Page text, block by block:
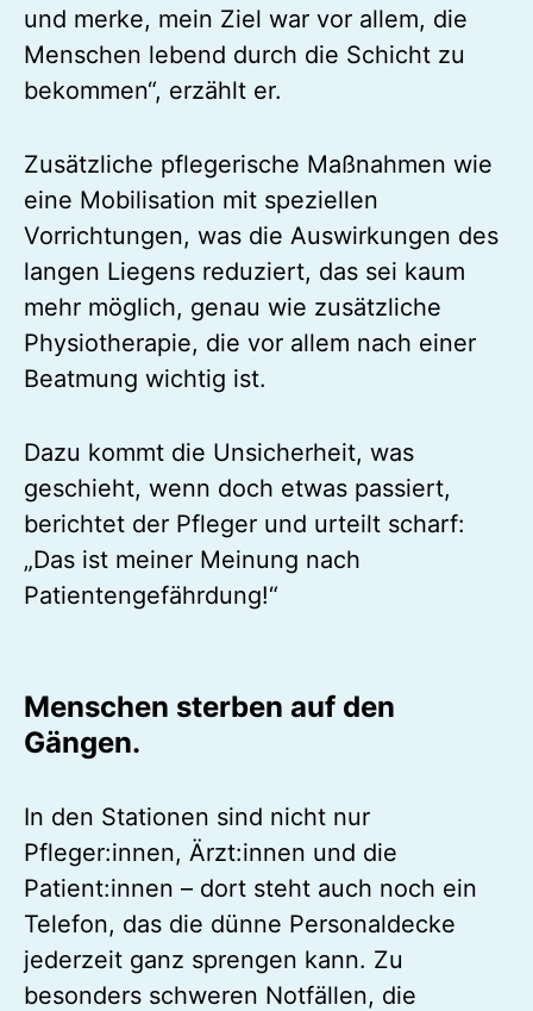
und merke, mein Ziel war vor allem, die
Menschen lebend durch die Schicht zu
bekommen“, erzählt er.
Zusätzliche pflegerische Maßnahmen wie
eine Mobilisation mit speziellen
Vorrichtungen, was die Auswirkungen des
langen Liegens reduziert, das sei kaum
mehr möglich, genau wie zusätzliche
Physiotherapie, die vor allem nach einer
Beatmung wichtig ist.
Dazu kommt die Unsicherheit, was
geschieht, wenn doch etwas passiert,
berichtet der Pfleger und urteilt scharf:
„Das ist meiner Meinung nach
Patientengefährdung!“
Menschen sterben auf den
Gängen.
In den Stationen sind nicht nur
Pfleger:innen, Ärzt:innen und die
Patient:innen – dort steht auch noch ein
Telefon, das die dünne Personaldecke
jederzeit ganz sprengen kann. Zu
besonders schweren Notfällen, die